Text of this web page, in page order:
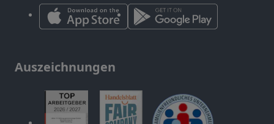
Auszeichnungen